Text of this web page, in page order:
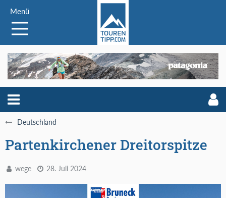
Menü
Deutschland
Partenkirchener Dreitorspitze
wege 28. Juli 2024